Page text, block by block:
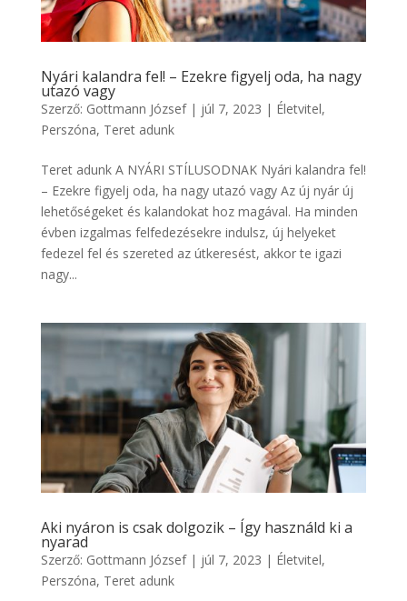
Nyári kalandra fel! – Ezekre figyelj oda, ha nagy
utazó vagy
Szerző: Gottmann József| júl 7, 2023 | Életvitel,
Perszóna, Teret adunk
Teret adunk A NYÁRI STÍLUSODNAK Nyári kalandra fel!
– Ezekre figyelj oda, ha nagy utazó vagy Az új nyár új
lehetőségeket és kalandokat hoz magával. Ha minden
évben izgalmas felfedezésekre indulsz, új helyeket
fedezel fel és szereted az útkeresést, akkor te igazi
nagy...
Aki nyáron is csak dolgozik – Így használd ki a
nyarad
Szerző: Gottmann József| júl 7, 2023 | Életvitel,
Perszóna, Teret adunk